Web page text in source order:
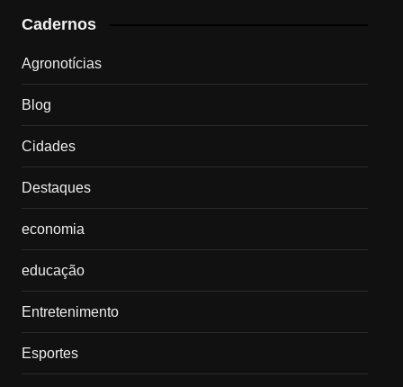
Cadernos
Agronotícias
Blog
Cidades
Destaques
economia
educação
Entretenimento
Esportes